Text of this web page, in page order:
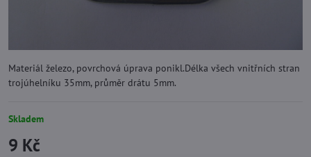
Materiál železo, povrchová úprava ponikl.Délka všech vnitřních stran
trojúhelníku 35mm, průměr drátu 5mm.
Skladem
9 Kč